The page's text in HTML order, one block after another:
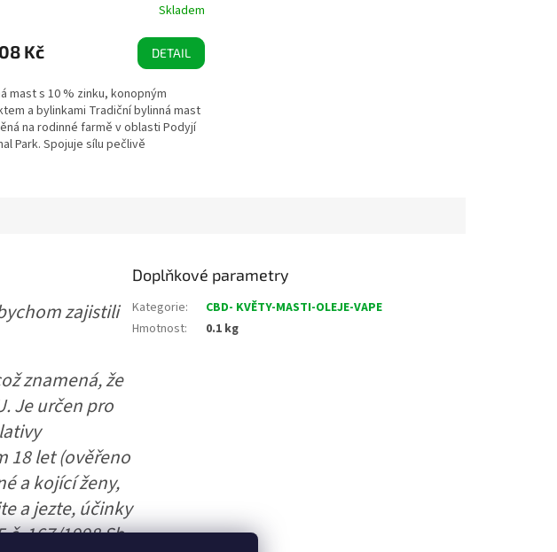
Skladem
Kč DETAIL
mast s 10 % zinku, konopným
a bylinkami Tradiční bylinná mast
na rodinné farmě v oblasti Podyjí
Park. Spojuje sílu pečlivě
zajistili
znamená, že
Je určen pro
18 let (ověřeno
a kojící ženy,
a jezte, účinky
167/1998 Sb.
Doplňkové parametry
Kategorie:
CBD- KVĚTY-MASTI-OLEJE-VAPE
Hmotnost: 0.1 kg